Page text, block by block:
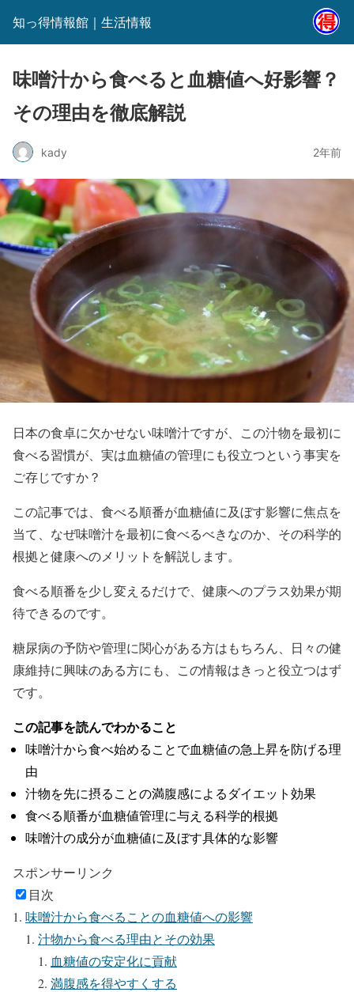
知っ得情報館｜生活情報
味噌汁から食べると血糖値へ好影響？
その理由を徹底解説
kady 2年前
日本の食卓に欠かせない味噌汁ですが、この汁物を最初に
食べる習慣が、実は血糖値の管理にも役立つという事実を
ご存じですか？
この記事では、食べる順番が血糖値に及ぼす影響に焦点を
当て、なぜ味噌汁を最初に食べるべきなのか、その科学的
根拠と健康へのメリットを解説します。
食べる順番を少し変えるだけで、健康へのプラス効果が期
待できるのです。
糖尿病の予防や管理に関心がある方はもちろん、日々の健
康維持に興味のある方にも、この情報はきっと役立つはず
です。
この記事を読んでわかること
味噌汁から食べ始めることで血糖値の急上昇を防げる理
由
汁物を先に摂ることの満腹感によるダイエット効果
食べる順番が血糖値管理に与える科学的根拠
味噌汁の成分が血糖値に及ぼす具体的な影響
スポンサーリンク
目次
味噌汁から食べることの血糖値への影響
汁物から食べる理由とその効果
血糖値の安定化に貢献
満腹感を得やすくする